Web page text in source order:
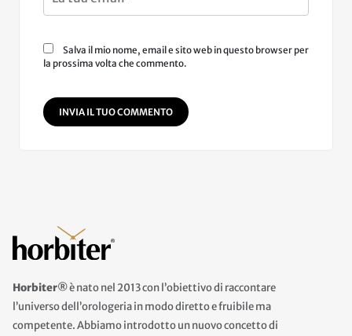
Salva il mio nome, email e sito web in questo browser per
la prossima volta che commento.
INVIA IL TUO COMMENTO
Horbiter®è nato nel 2013 con l’obiettivo di raccontare
l’universo dell’orologeria in modo diretto e fruibile ma
competente. Abbiamo introdotto un nuovo concetto di